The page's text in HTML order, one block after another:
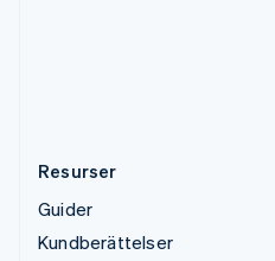
Resurser
Guider
Kundberättelser